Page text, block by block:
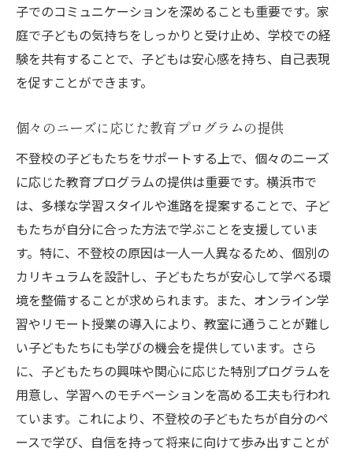
親子で考える不登校の新たな一歩をサポート
親子間の信頼関係を築くヒント
共に学ぶ時間を持つことの意義
子どもの声を尊重するコミュニケーション
親子で参加できるワークショップの紹介
家庭で実践できるリラクゼーション方法
教育委員会と地域のカウンセリングセンターの
連携が鍵
連携による総合的な支援の実現
情報共有の重要性とその方法
不登校児への個別対応の実践例
専門家によるセミナー開催の意義
定期的なフィードバックによる改善策
共同プロジェクトによる効果的な支援
不登校の原因に応じた多様なサポート方法を解
説
子でのコミュニケーションを深めることも重要です。家
庭で子どもの気持ちをしっかりと受け止め、学校での経
験を共有することで、子どもは安心感を持ち、自己表現
を促すことができます。
個々のニーズに応じた教育プログラムの提供
不登校の子どもたちをサポートする上で、個々のニーズ
に応じた教育プログラムの提供は重要です。横浜市で
は、多様な学習スタイルや進路を提案することで、子ど
もたちが自分に合った方法で学ぶことを支援していま
す。特に、不登校の原因は一人一人異なるため、個別の
カリキュラムを設計し、子どもたちが安心して学べる環
境を整備することが求められます。また、オンライン学
習やリモート授業の導入により、教室に通うことが難し
い子どもたちにも学びの機会を提供しています。さら
に、子どもたちの興味や関心に応じた特別プログラムを
用意し、学習へのモチベーションを高める工夫も行われ
ています。これにより、不登校の子どもたちが自分のペ
ースで学び、自信を持って将来に向けて歩み出すことが